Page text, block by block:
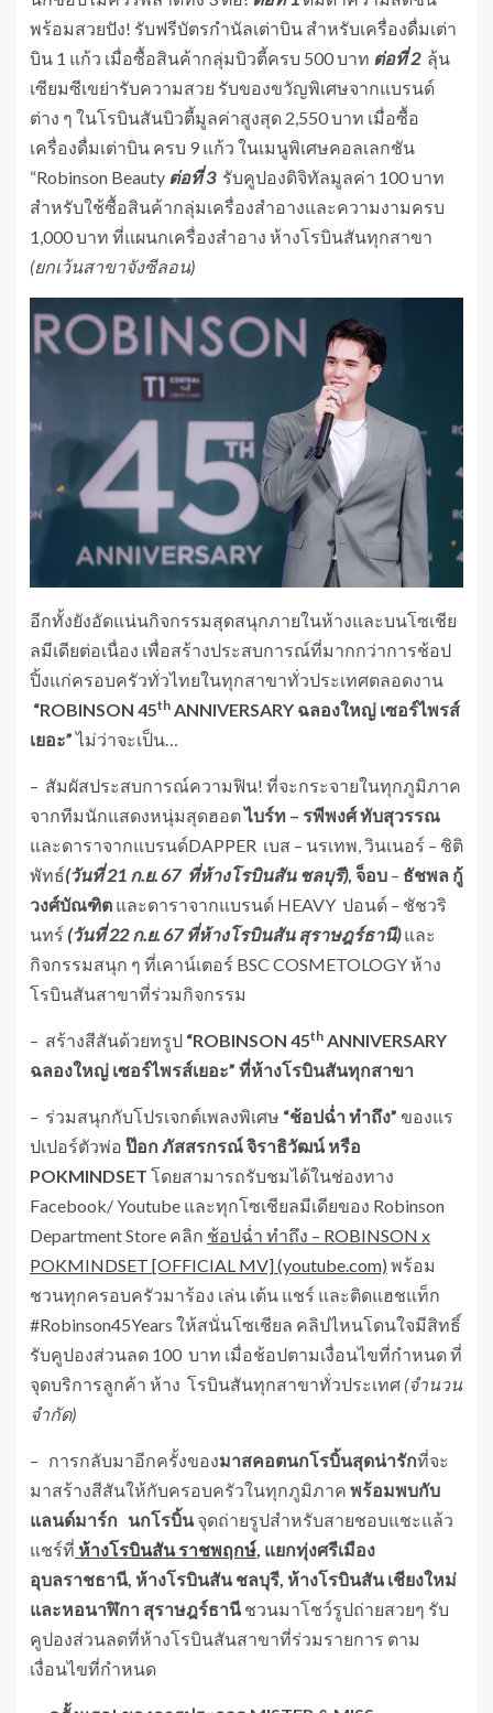
พร้อมสวยปัง! รับฟรีบัตรกำนัลเต่าบิน สำหรับเครื่องดื่มเต่า
บิน 1 แก้ว เมื่อซื้อสินค้ากลุ่มบิวตี้ครบ 500 บาท ต่อที่ 2ลุ้น
เซียมซีเขย่ารับความสวย รับของขวัญพิเศษจากแบรนด์
ต่าง ๆ ในโรบินสันบิวตี้มูลค่าสูงสุด 2,550 บาท เมื่อซื้อ
เครื่องดื่มเต่าบิน ครบ 9 แก้ว ในเมนูพิเศษคอลเลกชัน
“Robinson Beauty ต่อที่ 3รับคูปองดิจิทัลมูลค่า 100 บาท
สำหรับใช้ซื้อสินค้ากลุ่มเครื่องสำอางและความงามครบ
1,000 บาท ที่แผนกเครื่องสำอาง ห้างโรบินสันทุกสาขา
(ยกเว้นสาขาจังซีลอน)
อีกทั้งยังอัดแน่นกิจกรรมสุดสนุกภายในห้างและบนโซเชีย
ลมีเดียต่อเนื่อง เพื่อสร้างประสบการณ์ที่มากกว่าการช้อป
ปิ้งแก่ครอบครัวทั่วไทยในทุกสาขาทั่วประเทศตลอดงาน
“ROBINSON 45th ANNIVERSARY ฉลองใหญ่ เซอร์ไพรส์
เยอะ”ไม่ว่าจะเป็น…
– สัมผัสประสบการณ์ความฟิน! ที่จะกระจายในทุกภูมิภาค
จากทีมนักแสดงหนุ่มสุดฮอตไบร์ท – รพีพงศ์ ทับสุวรรณ
และดาราจากแบรนด์DAPPER เบส – นรเทพ, วินเนอร์ – ชิติ
พัทธ์(วันที่21 ก.ย. 67 ที่ห้างโรบินสัน ชลบุรี), จ็อบ – ธัชพล กู้
วงศ์บัณฑิต และดาราจากแบรนด์ HEAVY ปอนด์ – ชัชวริ
นทร์ (วันที่22 ก.ย. 67 ที่ห้างโรบินสัน สุราษฎร์ธานี)และ
กิจกรรมสนุก ๆ ที่เคาน์เตอร์ BSC COSMETOLOGY ห้าง
โรบินสันสาขาที่ร่วมกิจกรรม
– สร้างสีสันด้วยทรูป “ROBINSON 45th ANNIVERSARY
ฉลองใหญ่ เซอร์ไพรส์เยอะ” ที่ห้างโรบินสันทุกสาขา
– ร่วมสนุกกับโปรเจกต์เพลงพิเศษ “ช้อปฉ่ำ ทำถึง” ของแร
ปเปอร์ตัวพ่อ ป๊อก ภัสสรกรณ์ จิราธิวัฒน์ หรือ
POKMINDSET โดยสามารถรับชมได้ในช่องทาง
Facebook/ Youtube และทุกโซเชียลมีเดียของ Robinson
Department Store คลิก ช้อปฉ่ำ ทำถึง – ROBINSON x
POKMINDSET [OFFICIAL MV] (youtube.com) พร้อม
ชวนทุกครอบครัวมาร้อง เล่น เต้น แชร์ และติดแฮชแท็ก
#Robinson45Years ให้สนั่นโซเชียล คลิปไหนโดนใจมีสิทธิ์
รับคูปองส่วนลด 100 บาท เมื่อช้อปตามเงื่อนไขที่กำหนด ที่
จุดบริการลูกค้า ห้าง โรบินสันทุกสาขาทั่วประเทศ (จำนวน
จำกัด)
– การกลับมาอีกครั้งของมาสคอตนกโรบิ้นสุดน่ารักที่จะ
มาสร้างสีสันให้กับครอบครัวในทุกภูมิภาค พร้อมพบกับ
แลนด์มาร์ก นกโรบิ้นจุดถ่ายรูปสำหรับสายชอบแชะแล้ว
แชร์ที่ ห้างโรบินสัน ราชพฤกษ์ , แยกทุ่งศรีเมือง
อุบลราชธานี, ห้างโรบินสัน ชลบุรี, ห้างโรบินสัน เชียงใหม่
และหอนาฬิกา สุราษฎร์ธานีชวนมาโชว์รูปถ่ายสวยๆ รับ
คูปองส่วนลดที่ห้างโรบินสันสาขาที่ร่วมรายการ ตาม
เงื่อนไขที่กำหนด